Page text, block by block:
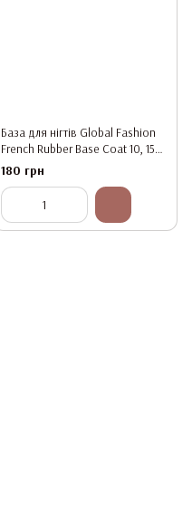
База для нігтів Global Fashion
French Rubber Base Coat 10, 15
мл
180 грн